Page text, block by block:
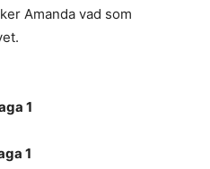
Amanda vad som
1
1